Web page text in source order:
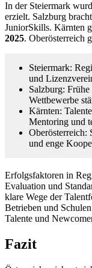
In der Steiermark
erzielt. Salzburg
JuniorSkills. Kärnten
2025. Oberösterreich
Steiermark:
und
Salzburg:
Wettbewerbe
Kärnten:
Mentoring und
Oberösterreich:
und enge
Erfolgsfaktoren in
Evaluation und
klare Wege der
Betrieben und
Talente und
Fazit